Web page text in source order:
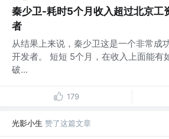
秦少卫-耗时5个月收入超过北京工
者
从结果上来说，秦少卫这是一个非常成
开发者。 短短 5个月，在收入上面能有
破...
179
光影小生 赞了这篇文章